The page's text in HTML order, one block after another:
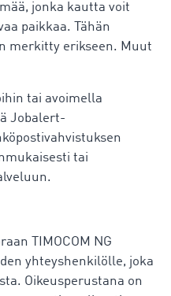
jonka kautta voit
paikkaa. Tähän
merkitty erikseen. Muut
tai avoimella
Jobalert-
tai
TIMOCOM NG
yhteyshenkilölle, joka
Oikeusperustana on